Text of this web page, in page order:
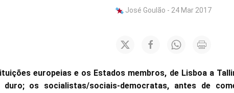
José Goulão - 24 Mar 2017
europeias e os Estados membros, de Lisboa a
os socialistas/sociais-democratas, antes de